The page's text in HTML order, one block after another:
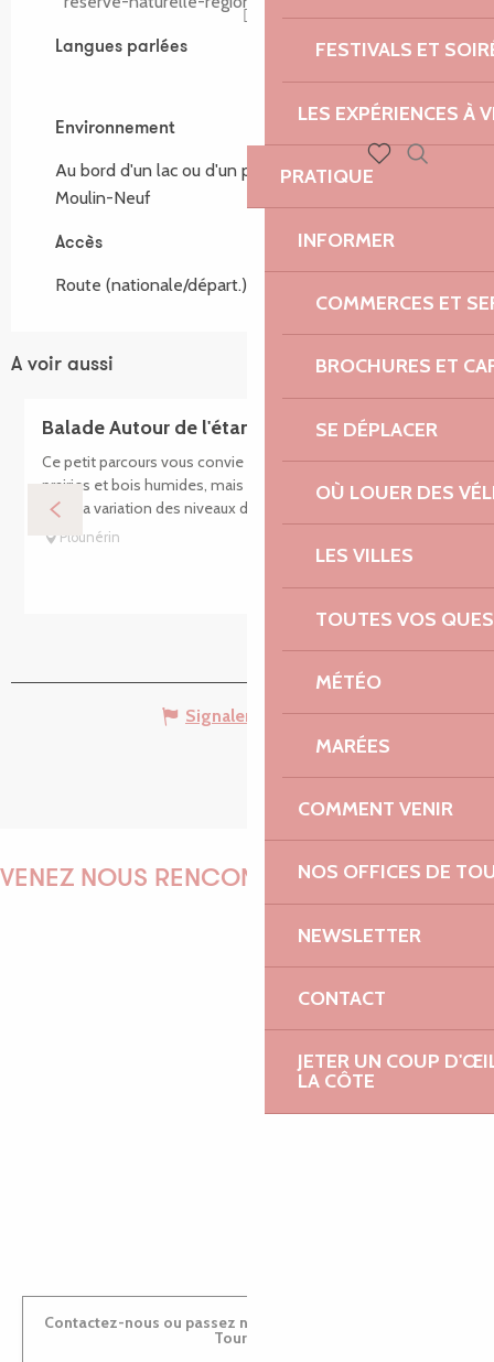
FESTIVALS ET
LES EXPÉRIENCES À
PRATIQUE
INFORMER
COMMERCES ET
BROCHURES ET
SE DÉPLACER
OÙ LOUER DES
LES VILLES
TOUTES VOS
MÉTÉO
MARÉES
COMMENT VENIR
NOS OFFICES DE
NEWSLETTER
CONTACT
JETER UN COUP
LA CÔTE
Voir les favoris
Langues parlées
Langues parlées
Environnement
Environnement
Au bord d'un lac ou d'un plan d'eau :Etang du
Moulin-Neuf
Accès
Accès
Route (nationale/départ.) : RN 12
A voir aussi
Balade Autour de l'étang du Moulin Neuf
Ce petit parcours vous convie à un voyage entre landes,
prairies et bois humides, mais les pieds toujours au sec !
C’est la variation des niveaux d’eau qui nous offre cette...
Plounérin
Signaler une erreur
VENEZ NOUS RENCONTRER !
EMILIE
Contactez-nous ou passez nous voir dans nos Offices de
Tourisme